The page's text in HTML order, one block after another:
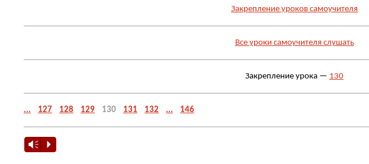
Закрепление уроков самоучителя
Все уроки самоучителя слушать
Закрепление урока — 130
... 127 128 129 130 131 132 ... 146
Vm P